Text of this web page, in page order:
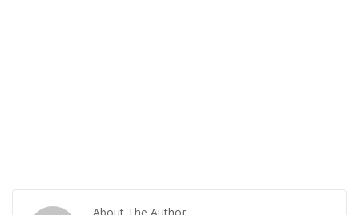
About The Author